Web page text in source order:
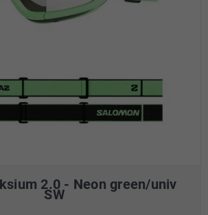
2.0 - Neon green/univ
SW